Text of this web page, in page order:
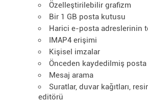
Özelleştirilebilir grafizm
Bir 1 GB posta kutusu
Harici e-posta adreslerinin
IMAP4 erişimi
Kişisel imzalar
Önceden kaydedilmiş posta
Mesaj arama
Suratlar, duvar kağıtları,
editörü